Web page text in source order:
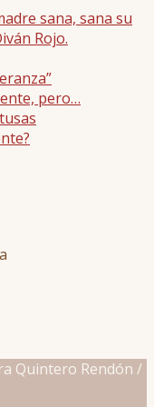
sana, sana su
Rojo.
pero…
Quintero Rendón /